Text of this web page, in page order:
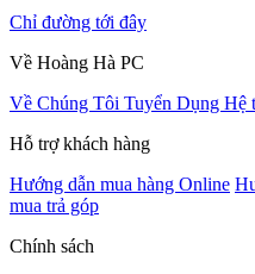
Chỉ đường tới đây
Về Hoàng Hà PC
Về Chúng Tôi Tuyển Dụng Hệ
Hỗ trợ khách hàng
Hướng dẫn mua hàng Online
mua trả góp
Chính sách